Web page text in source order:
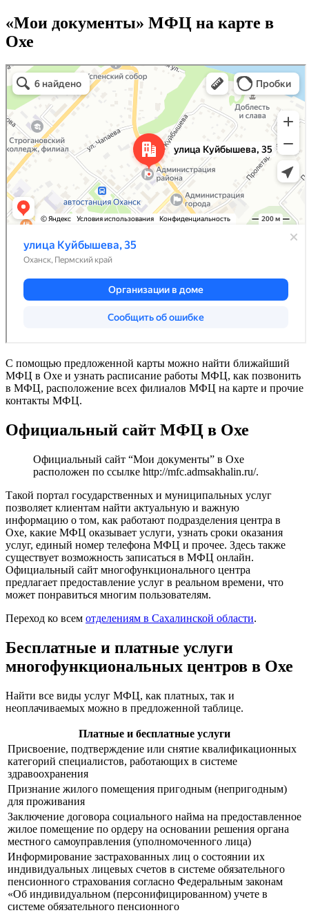
«Мои документы» МФЦ на карте в
Охе
С помощью предложенной карты можно найти ближайший
МФЦ в Охе и узнать расписание работы МФЦ, как позвонить
в МФЦ, расположение всех филиалов МФЦ на карте и прочие
контакты МФЦ.
Официальный сайт МФЦ в Охе
Официальный сайт “Мои документы” в Охе
расположен по ссылке http://mfc.admsakhalin.ru/.
Такой портал государственных и муниципальных услуг
позволяет клиентам найти актуальную и важную
информацию о том, как работают подразделения центра в
Охе, какие МФЦ оказывает услуги, узнать сроки оказания
услуг, единый номер телефона МФЦ и прочее. Здесь также
существует возможность записаться в МФЦ онлайн.
Официальный сайт многофункционального центра
предлагает предоставление услуг в реальном времени, что
может понравиться многим пользователям.
Переход ко всем отделениям в Сахалинской области.
Бесплатные и платные услуги
многофункциональных центров в Охе
Найти все виды услуг МФЦ, как платных, так и
неоплачиваемых можно в предложенной таблице.
Платные и бесплатные услуги
Присвоение, подтверждение или снятие квалификационных
категорий специалистов, работающих в системе
здравоохранения
Признание жилого помещения пригодным (непригодным)
для проживания
Заключение договора социального найма на предоставленное
жилое помещение по ордеру на основании решения органа
местного самоуправления (уполномоченного лица)
Информирование застрахованных лиц о состоянии их
индивидуальных лицевых счетов в системе обязательного
пенсионного страхования согласно Федеральным законам
«Об индивидуальном (персонифицированном) учете в
системе обязательного пенсионного